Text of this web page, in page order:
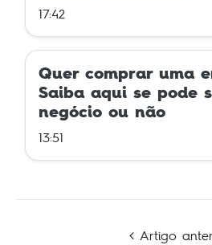
17:42
Quer comprar uma
Saiba aqui se pode
negócio ou não
13:51
Artigo